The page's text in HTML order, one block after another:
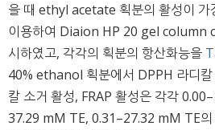
을 때 ethyl acetate 획분의 활성이 가
이용하여 Diaion HP 20 gel
시하였고, 각각의 획분의 항산화능을
40% ethanol 획분에서 DPPH 라디칼
칼 소거 활성, FRAP 활성은 각각
37.29 mM TE, 0.31–27.32 mM TE의